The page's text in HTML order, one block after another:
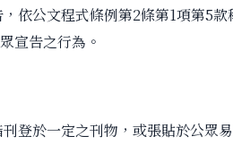
公文程式條例第2條第1項第5款
宣告之行為。
於一定之刊物，或張貼於公眾易